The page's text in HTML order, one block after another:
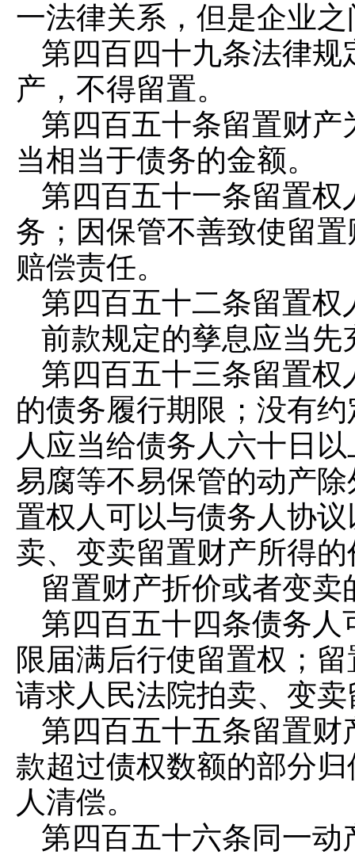
一法律关系，但是企业
第四百四十九条法律规
产，不得留置。
第四百五十条留置财产
当相当于债务的金额。
第四百五十一条留置权
务；因保管不善致使留
赔偿责任。
第四百五十二条留置权
前款规定的孳息应当
第四百五十三条留置权
的债务履行期限；没有
人应当给债务人六十日
易腐等不易保管的动产
置权人可以与债务人协
卖、变卖留置财产所得
留置财产折价或者变
第四百五十四条债务人
限届满后行使留置权；
请求人民法院拍卖、变
第四百五十五条留置财
款超过债权数额的部分
人清偿。
第四百五十六条同一动